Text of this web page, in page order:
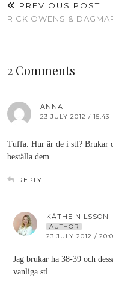
PREVIOUS POST
RICK OWENS &
2 Comments
ANNA
23 JULY 2012 / 15:43
Tuffa. Hur är de i stl? Brukar
beställa dem
REPLY
KÄTHE NILSSON
AUTHOR
23 JULY 2012 /
Jag brukar ha 38-39 och
vanliga stl.